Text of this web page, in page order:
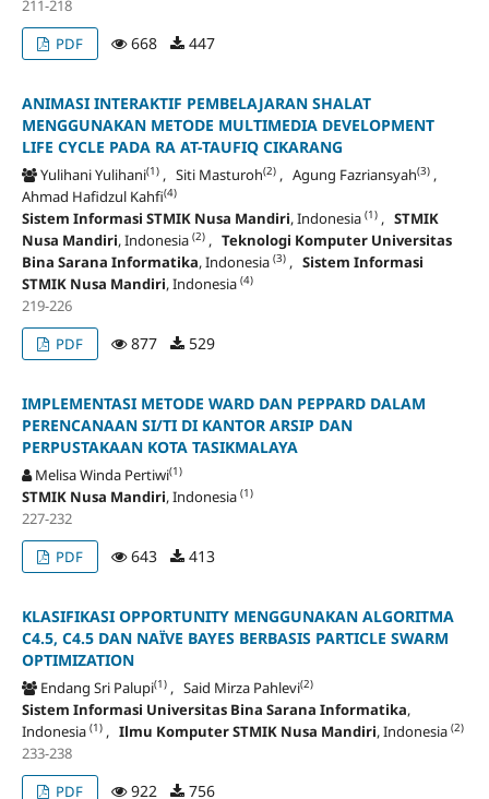
211-218
PDF
668 447
ANIMASI INTERAKTIF PEMBELAJARAN SHALAT
MENGGUNAKAN METODE MULTIMEDIA DEVELOPMENT
LIFE CYCLE PADA RA AT-TAUFIQ CIKARANG
Yulihani Yulihani(1), Siti Masturoh(2), Agung Fazriansyah(3),
Ahmad Hafidzul Kahfi(4)
Sistem Informasi STMIK Nusa Mandiri, Indonesia (1), STMIK
Nusa Mandiri, Indonesia (2), Teknologi Komputer Universitas
Bina Sarana Informatika, Indonesia (3), Sistem Informasi
STMIK Nusa Mandiri, Indonesia (4)
219-226
PDF
877 529
IMPLEMENTASI METODE WARD DAN PEPPARD DALAM
PERENCANAAN SI/TI DI KANTOR ARSIP DAN
PERPUSTAKAAN KOTA TASIKMALAYA
Melisa Winda Pertiwi(1)
STMIK Nusa Mandiri, Indonesia (1)
227-232
PDF
643 413
KLASIFIKASI OPPORTUNITY MENGGUNAKAN ALGORITMA
C4.5, C4.5 DAN NAÏVE BAYES BERBASIS PARTICLE SWARM
OPTIMIZATION
Endang Sri Palupi(1), Said Mirza Pahlevi(2)
Sistem Informasi Universitas Bina Sarana Informatika,
Indonesia (1), Ilmu Komputer STMIK Nusa Mandiri, Indonesia (2)
233-238
PDF
922 756